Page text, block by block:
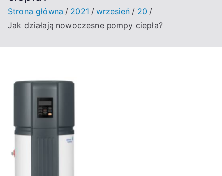
Strona główna 2021 wrzesień
20
Jak działają nowoczesne pompy ciepła?